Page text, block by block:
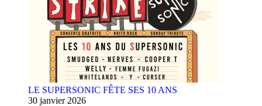
LE SUPERSONIC FÊTE SES 10 ANS
30 janvier 2026